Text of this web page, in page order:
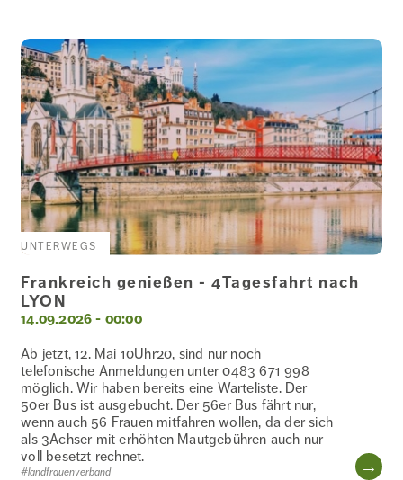
UNTERWEGS
14.09.2026 - 00:00
Frankreich genießen - 4Tagesfahrt nach
LYON
Ab jetzt, 12. Mai 10Uhr20, sind nur noch
telefonische Anmeldungen unter 0483 671 998
möglich. Wir haben bereits eine Warteliste. Der
50er Bus ist ausgebucht. Der 56er Bus fährt nur,
wenn auch 56 Frauen mitfahren wollen, da der sich
als 3Achser mit erhöhten Mautgebühren auch nur
voll besetzt rechnet.
#landfrauenverband